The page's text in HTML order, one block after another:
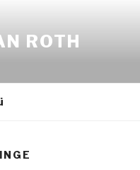
ROTH